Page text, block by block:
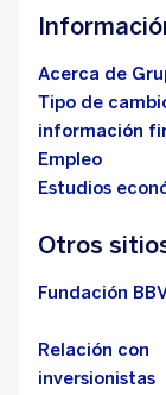
Acerca de
Tipo de
información
Empleo
Estudios
Otros
Fundación
Relación con
inversionistas